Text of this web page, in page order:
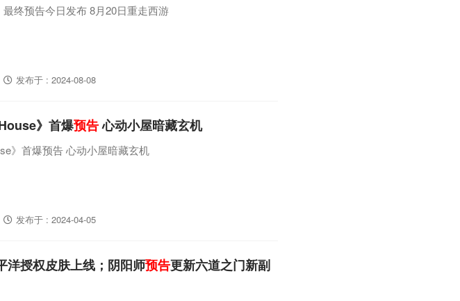
发布于 : 2024-08-08
最终预告今日发布 8月20日重走西游
发布于 : 2024-04-05
》首爆预告心动小屋暗藏玄机
》首爆预告 心动小屋暗藏玄机
洋授权皮肤上线；阴阳师预告更新六道之门新副